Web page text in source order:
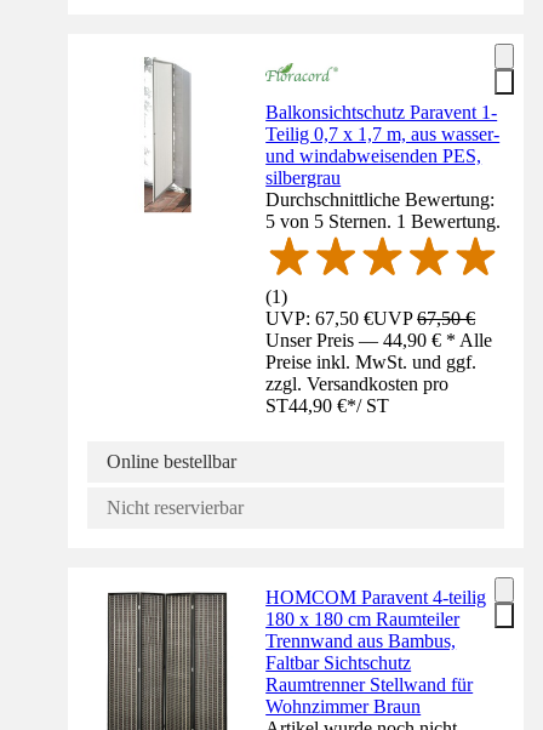
Balkonsichtschutz Paravent 1-
Teilig 0,7 x 1,7 m, aus wasser-
und windabweisenden PES,
silbergrau
Durchschnittliche Bewertung:
5 von 5 Sternen. 1 Bewertung.
(1)
UVP: 67,50 €UVP67,50 €
Unser Preis — 44,90 € * Alle
Preise inkl. MwSt. und ggf.
zzgl. Versandkosten pro
ST44,90 €*/ ST
Online bestellbar
Nicht reservierbar
HOMCOM Paravent 4-teilig
180 x 180 cm Raumteiler
Trennwand aus Bambus,
Faltbar Sichtschutz
Raumtrenner Stellwand für
Wohnzimmer Braun